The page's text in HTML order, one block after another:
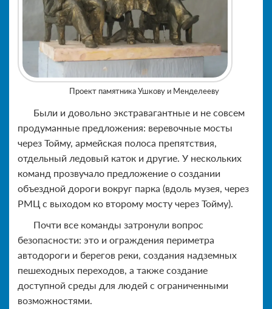
Проект памятника Ушкову и Менделееву
Были и довольно экстравагантные и не совсем
продуманные предложения: веревочные мосты
через Тойму, армейская полоса препятствия,
отдельный ледовый каток и другие. У нескольких
команд прозвучало предложение о создании
объездной дороги вокруг парка (вдоль музея, через
РМЦ с выходом ко второму мосту через Тойму).
Почти все команды затронули вопрос
безопасности: это и ограждения периметра
автодороги и берегов реки, создания надземных
пешеходных переходов, а также создание
доступной среды для людей с ограниченными
возможностями.